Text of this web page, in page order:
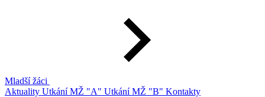
Mladší žáci
Aktuality Utkání MŽ "A" Utkání MŽ "B" Kontakty